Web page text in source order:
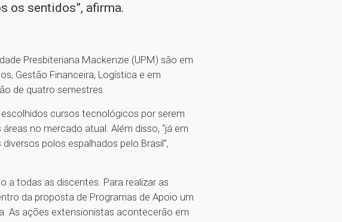
os sentidos”, afirma.
Presbiteriana Mackenzie (UPM) são em
Gestão Financeira, Logística e em
de quatro semestres.
cursos tecnológicos por serem
no mercado atual. Além disso, “já em
polos espalhados pelo Brasil”,
a todas as discentes. Para realizar as
da proposta de Programas de Apoio um
As ações extensionistas acontecerão em